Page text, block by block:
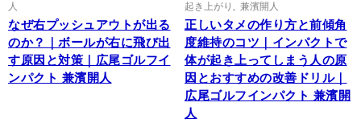
人
なぜ右プッシュアウトが出る
のか？｜ボールが右に飛び出
す原因と対策｜広尾ゴルフイ
ンパクト 兼濱開人
起き上がり
兼濱開人
正しいタメの作り方と前傾角
度維持のコツ｜インパクトで
体が起き上ってしまう人の原
因とおすすめの改善ドリル｜
広尾ゴルフインパクト 兼濱開
人